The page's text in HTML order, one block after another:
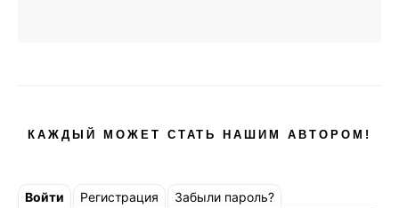
КАЖДЫЙ МОЖЕТ СТАТЬ НАШИМ АВТОРОМ!
Войти Регистрация Забыли пароль?